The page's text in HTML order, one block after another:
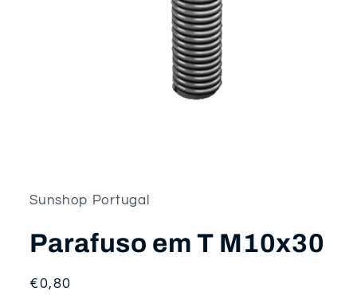
em
Sunshop Portugal
Parafuso em T M10x30
Preço
€0,80